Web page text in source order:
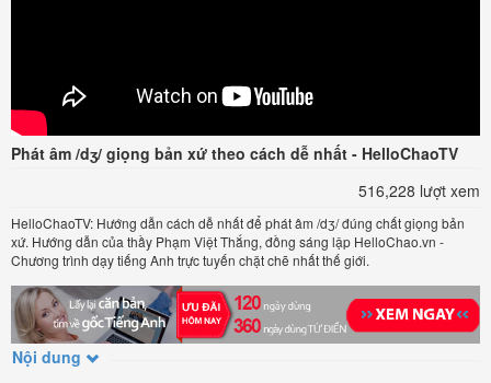
Phát âm /dʒ/ giọng bản xứ theo cách dễ nhất - HelloChaoTV
516,228 lượt xem
HelloChaoTV: Hướng dẫn cách dễ nhất để phát âm /dʒ/ đúng chất giọng bản
xứ. Hướng dẫn của thầy Phạm Việt Thắng, đồng sáng lập HelloChao.vn -
Chương trình dạy tiếng Anh trực tuyến chặt chẽ nhất thế giới.
Nội dung